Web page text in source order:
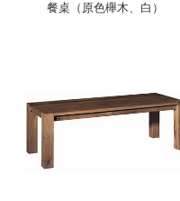
餐桌（原色櫸木、白）